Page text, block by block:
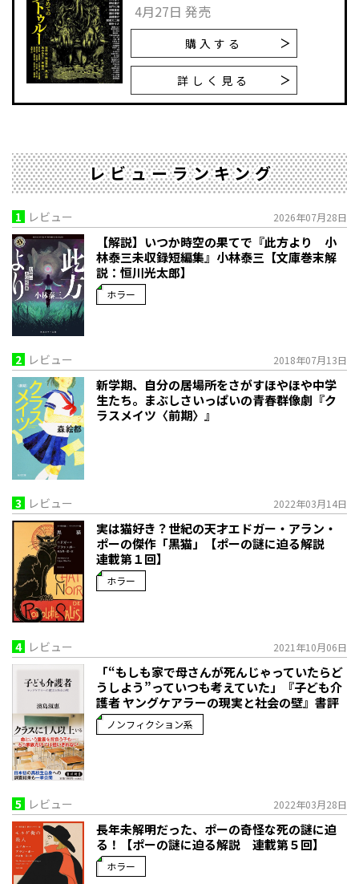
4月27日 発売
購入する
詳しく見る
レビューランキング
1 レビュー 2026年07月28日
【解説】いつか時空の果てで――『此方より 小
林泰三未収録短編集』小林泰三【文庫巻末解
説：恒川光太郎】
ホラー
2 レビュー 2018年07月13日
新学期、自分の居場所をさがすほやほや中学
生たち。まぶしさいっぱいの青春群像劇『ク
ラスメイツ〈前期〉』
3 レビュー 2022年03月14日
実は猫好き？世紀の天才エドガー・アラン・
ポーの傑作「黒猫」【ポーの謎に迫る解説
連載第１回】
ホラー
4 レビュー 2021年10月06日
「“もしも家で母さんが死んじゃっていたらど
うしよう”っていつも考えていた」――『子ども介
護者 ヤングケアラーの現実と社会の壁』書評
ノンフィクション系
5 レビュー 2022年03月28日
長年未解明だった、ポーの奇怪な死の謎に迫
る！【ポーの謎に迫る解説 連載第５回】
ホラー